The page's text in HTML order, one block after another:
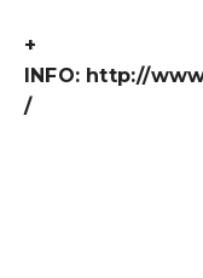
+
INFO: http://
/